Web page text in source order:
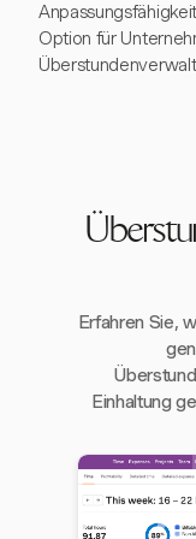
Option für
Erfahren Sie,
Einhaltung